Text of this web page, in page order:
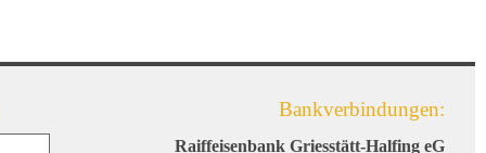
Bankverbindungen:
Raiffeisenbank Griesstätt-Halfing eG